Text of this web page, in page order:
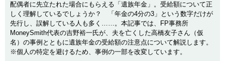
配偶者に先立たれた場合にもらえる「遺族年金」。受給額について正
しく理解しているでしょうか？ 「年金の4分の3」という数字だけが
先行し、誤解している人も多く……。本記事では、FP事務所
MoneySmith代表の吉野裕一氏が、夫を亡くした高橋友子さん（仮
名）の事例とともに遺族年金の受給額の注意点について解説します。
※個人の特定を避けるため、事例の一部を改変しています。